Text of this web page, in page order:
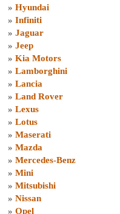
» Hyundai
» Infiniti
» Jaguar
» Jeep
» Kia Motors
» Lamborghini
» Lancia
» Land Rover
» Lexus
» Lotus
» Maserati
» Mazda
» Mercedes-Benz
» Mini
» Mitsubishi
» Nissan
» Opel